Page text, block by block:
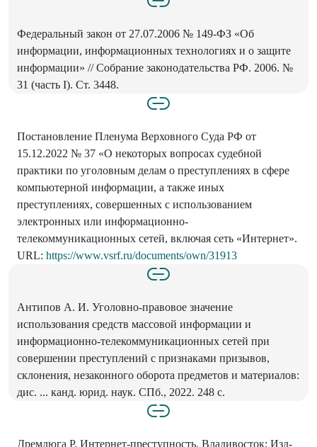
Федеральный закон от 27.07.2006 № 149-ФЗ «Об
информации, информационных технологиях и о защите
информации» // Собрание законодательства РФ. 2006. №
31 (часть I). Ст. 3448.
Постановление Пленума Верховного Суда РФ от
15.12.2022 № 37 «О некоторых вопросах судебной
практики по уголовным делам о преступлениях в сфере
компьютерной информации, а также иных
преступлениях, совершенных с использованием
электронных или информационно-
телекоммуникационных сетей, включая сеть «Интернет».
URL: https://www.vsrf.ru/documents/own/31913
Антипов А. И. Уголовно-правовое значение
использования средств массовой информации и
информационно-телекоммуникационных сетей при
совершении преступлений с признаками призывов,
склонения, незаконного оборота предметов и материалов:
дис. ... канд. юрид. наук. СПб., 2022. 248 с.
Дремлюга Р. Интернет-преступность. Владивосток: Изд-